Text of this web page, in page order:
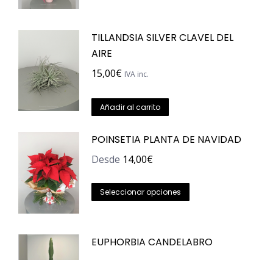
TILLANDSIA SILVER CLAVEL DEL
AIRE
15,00€ IVA inc.
Añadir al carrito
POINSETIA PLANTA DE NAVIDAD
Desde 14,00€
Seleccionar opciones
múltiples
EUPHORBIA CANDELABRO